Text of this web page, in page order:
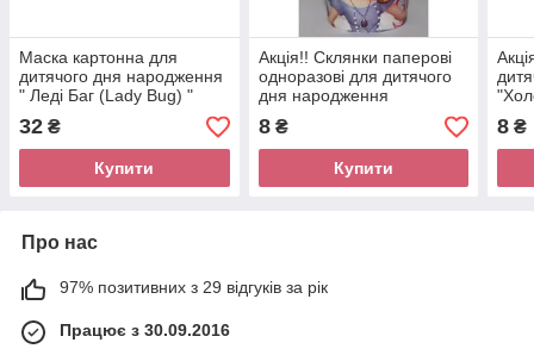
Маска картонна для
дитячого дня народження
" Леді Баг (Lady Bug) "
32 ₴
Купити
Акція!! Склянки паперові
одноразові для дитячого
дня народження
"Принцеса Софія "
8₴
Купити
8 ₴
Про нас
97% позитивних з 29 відгуків за рік
Працює з 30.09.2016